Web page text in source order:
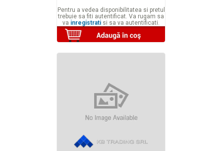
Pentru a vedea disponibilitatea si pretul
trebuie sa fiti autentificat. Va rugam sa
va inregistrati si sa va autentificati.